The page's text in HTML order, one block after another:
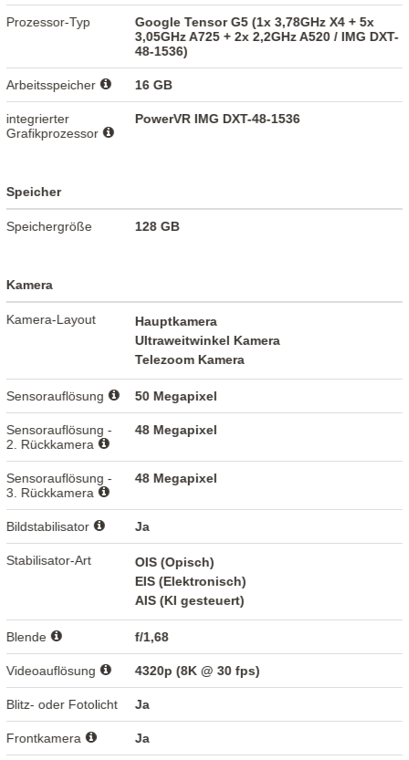
Prozessor-Typ
Google Tensor G5 (1x 3,78GHz X4 + 5x
3,05GHz A725 + 2x 2,2GHz A520 / IMG DXT-
48-1536)
Arbeitsspeicher 16 GB
integrierter
Grafikprozessor
PowerVR IMG DXT-48-1536
Speicher
Speichergröße 128 GB
Kamera
Kamera-Layout
Hauptkamera
Ultraweitwinkel Kamera
Telezoom Kamera
Sensorauflösung 50 Megapixel
Sensorauflösung -
2. Rückkamera
48 Megapixel
Sensorauflösung -
3. Rückkamera
48 Megapixel
Bildstabilisator Ja
Stabilisator-Art
OIS (Opisch)
EIS (Elektronisch)
AIS (KI gesteuert)
Blende f/1,68
Videoauflösung 4320p (8K @ 30 fps)
Blitz- oder Fotolicht Ja
Frontkamera Ja